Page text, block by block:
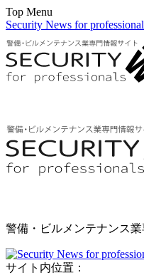
Top Menu
Security News for
警備・ビルメンテナンス業
サイト内位置：